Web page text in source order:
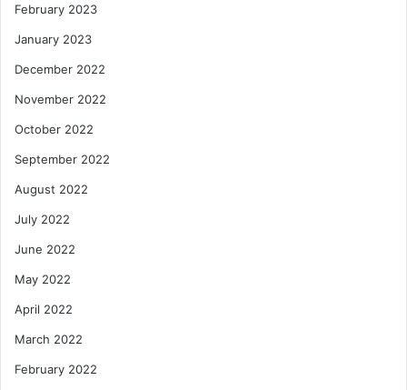
February 2023
January 2023
December 2022
November 2022
October 2022
September 2022
August 2022
July 2022
June 2022
May 2022
April 2022
March 2022
February 2022